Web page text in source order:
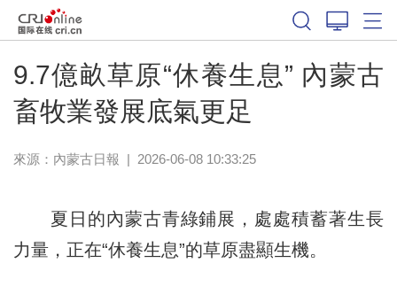
9.7億畝草原“休養生息” 內蒙古
畜牧業發展底氣更足
來源： 內蒙古日報 | 2026-06-08 10:33:25
夏日的內蒙古青綠鋪展，處處積蓄著生長
力量，正在“休養生息”的草原盡顯生機。